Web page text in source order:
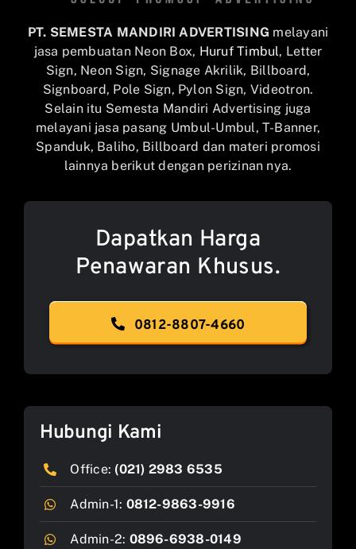
PT. SEMESTA MANDIRI ADVERTISING melayani
jasa pembuatan Neon Box, Huruf Timbul, Letter
Sign, Neon Sign, Signage Akrilik, Billboard,
Signboard, Pole Sign, Pylon Sign, Videotron.
Selain itu Semesta Mandiri Advertising juga
melayani jasa pasang Umbul-Umbul, T-Banner,
Spanduk, Baliho, Billboard dan materi promosi
lainnya berikut dengan perizinan nya.
Dapatkan Harga
Penawaran Khusus.
0812-8807-4660
Hubungi Kami
Office: (021) 2983 6535
Admin-1: 0812-9863-9916
Admin-2: 0896-6938-0149